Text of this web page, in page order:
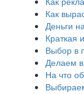
Как
Деньги
Краткая
Выбор в
Делаем
На что